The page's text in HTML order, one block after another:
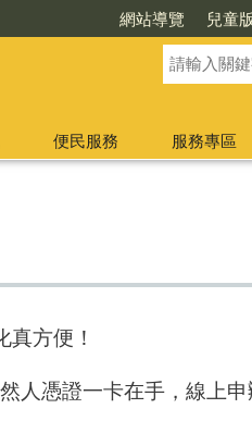
網站導覽 兒童
便民服務
服務專區
真方便！
人憑證一卡在手，線上